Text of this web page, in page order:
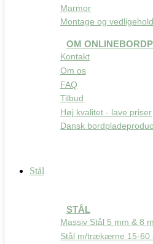
Marmor
Montage og
OM
Kontakt
Om os
FAQ
Tilbud
Høj kvalitet - lave priser
Dansk
Stål
STÅL
Massiv Stål 5 mm & 8
Stål m/trækærne 15-60